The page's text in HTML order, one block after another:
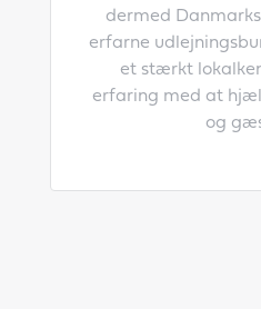
dermed
erfarne
et stærkt
erfaring med at
og